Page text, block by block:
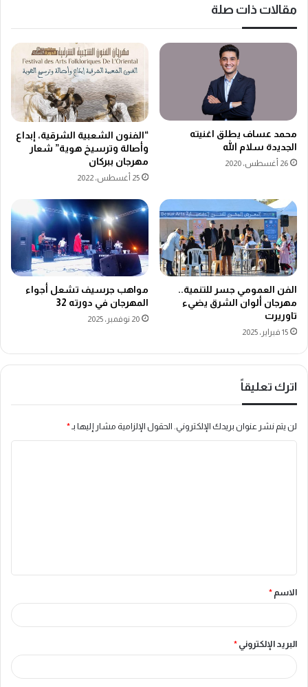
مقالات ذات صلة
محمد عساف يطلق اغنيته
الجديدة سلام الله
26 أغسطس، 2020
“الفنون الشعبية الشرقية، إبداع
وأصالة وترسيخ هوية” شعار
مهرجان ببركان
25 أغسطس، 2022
الفن العمومي جسر للتنمية..
مهرجان ألوان الشرق يضيء
تاوريرت
15 فبراير، 2025
مواهب جرسيف تشعل أجواء
المهرجان في دورته 32
20 نوفمبر، 2025
اترك تعليقاً
لن يتم نشر عنوان بريدك الإلكتروني. الحقول الإلزامية مشار إليها بـ*
ق
*
الاسم *
البريد الإلكتروني *